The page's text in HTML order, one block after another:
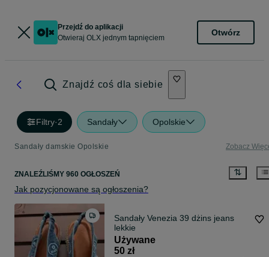
Przejdź do aplikacji
Otwieraj OLX jednym tapnięciem
Otwórz
Znajdź coś dla siebie
Filtry·2 Sandały Opolskie
Sandały damskie Opolskie Zobacz
ZNALEŹLIŚMY 960 OGŁOSZEŃ
Jak pozycjonowane są ogłoszenia?
Sandały Venezia 39 dżins jeans
lekkie
Używane
50 zł